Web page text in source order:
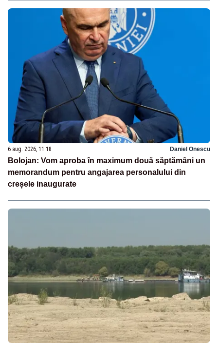
6 aug. 2026, 11:18 Daniel Onescu
Bolojan: Vom aproba în maximum două săptămâni un
memorandum pentru angajarea personalului din
creșele inaugurate